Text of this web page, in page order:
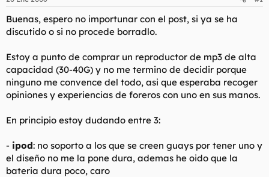
d
e
t
e
m
a
i
c
o
Buenas, espero no importunar con el post, si ya se ha
discutido o si no procede borradlo.
Estoy a punto de comprar un reproductor de mp3 de alta
capacidad (30-40G) y no me termino de decidir porque
ninguno me convence del todo, asi que esperaba recoger
opiniones y experiencias de foreros con uno en sus manos.
En principio estoy dudando entre 3:
- ipod: no soporto a los que se creen guays por tener uno y
el diseño no me la pone dura, ademas he oido que la
bateria dura poco, caro